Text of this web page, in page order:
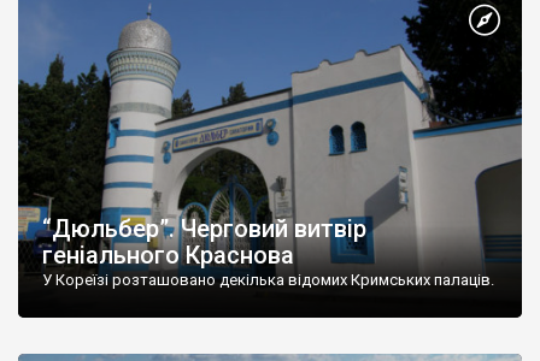
“Дюльбер”. Черговий витвір
геніального Краснова
У Кореїзі розташовано декілька відомих Кримських палаців.